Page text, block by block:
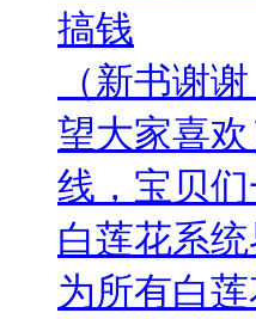
搞钱
（新书谢
望大家喜
线，宝贝
白莲花系
为所有白